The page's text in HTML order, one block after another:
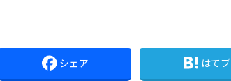
シェア はてブ